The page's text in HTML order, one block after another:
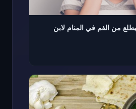
من الفم في المنام لابن